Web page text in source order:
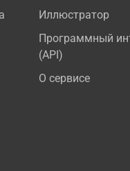
Иллюстратор
Программный
(API)
О сервисе